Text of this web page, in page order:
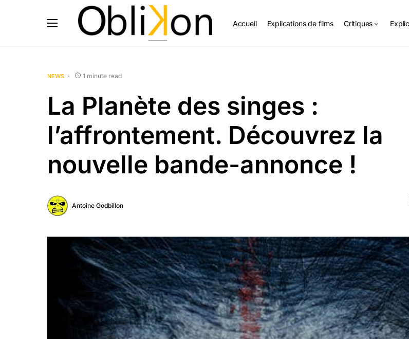
Accueil Explications de films Critiques
NEWS 1 minute read
La Planète des singes :
l’affrontement. Découvrez la
nouvelle bande-annonce !
Antoine Godbillon